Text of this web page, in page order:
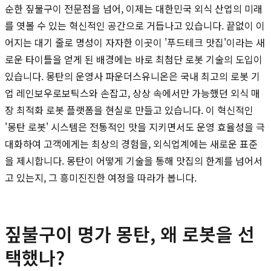
순한 짚불구이 전문점을 넘어, 이제는 대한민국 외식 산업의 미래
를 엿볼 수 있는 혁신적인 공간으로 거듭나고 있습니다. 끝없이 이
어지는 대기 줄로 명성이 자자한 이곳이 '푸드테크 맛집'이라는 새
로운 타이틀을 얻게 된 배경에는 바로 최첨단 로봇 기술의 도입이
있습니다. 몽탄의 운영사 파운더스유니온은 국내 최고의 로봇 기
업 레인보우로보틱스와 손잡고, 상상 속에서만 가능했던 외식 매
장 최적화 로봇 플랫폼을 현실로 만들고 있습니다. 이 혁신적인
'몽탄 로봇' 시스템은 전통적인 맛을 지키면서도 운영 효율성을 극
대화하여 고객에게는 최상의 경험을, 외식업계에는 새로운 표준
을 제시합니다. 몽탄이 어떻게 기술을 통해 맛집의 한계를 넘어서
고 있는지, 그 흥미진진한 여정을 따라가 봅니다.
짚불구이 명가 몽탄, 왜 로봇을 선
택했나?